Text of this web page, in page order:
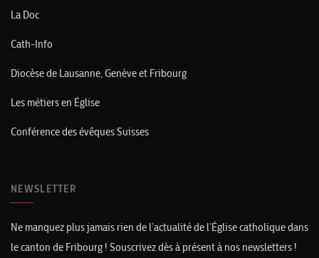
La Doc
Cath-Info
Diocèse de Lausanne, Genève et Fribourg
Les métiers en Église
Conférence des évêques Suisses
NEWSLETTER
Ne manquez plus jamais rien de l’actualité de l’Église catholique dans
le canton de Fribourg ! Souscrivez dès à présent à nos newsletters !